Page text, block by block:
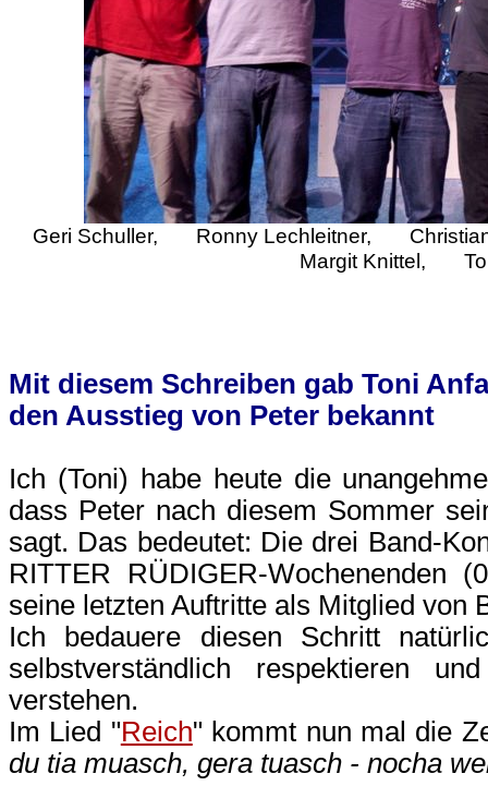
Geri Schuller, Ronny Lechleitner,
Margit Knittel,
Mit diesem Schreiben gab Toni
den Ausstieg von Peter bekannt
Ich (Toni) habe heute die
dass Peter nach diesem Sommer
sagt. Das bedeutet: Die drei Band-
RITTER RÜDIGER-Wochenenden
seine letzten Auftritte als Mitglied von
Ich bedauere diesen Schritt
selbstverständlich respektieren
verstehen.
Im Lied "Reich" kommt nun mal die
du tia muasch, gera tuasch - nocha